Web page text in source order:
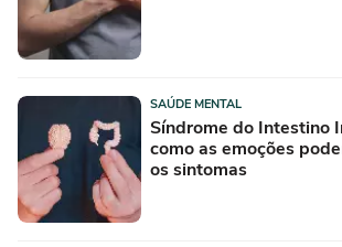
SAÚDE MENTAL
Síndrome do Intestino
como as emoções
os sintomas